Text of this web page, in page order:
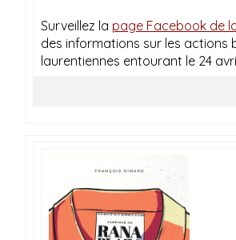
Surveillez la page Facebook de
des informations sur les actions
laurentiennes entourant le 24